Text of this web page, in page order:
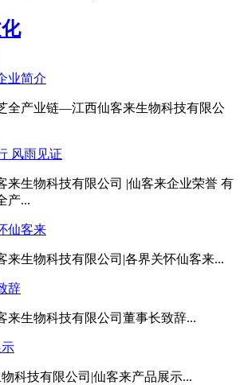
业简介
全产业链—江西仙客来生物科技有限公
风雨见证
来生物科技有限公司 |仙客来企业荣誉 有
产...
仙客来
来生物科技有限公司|各界关怀仙客来...
辞
来生物科技有限公司董事长致辞...
科技有限公司|仙客来产品展示...